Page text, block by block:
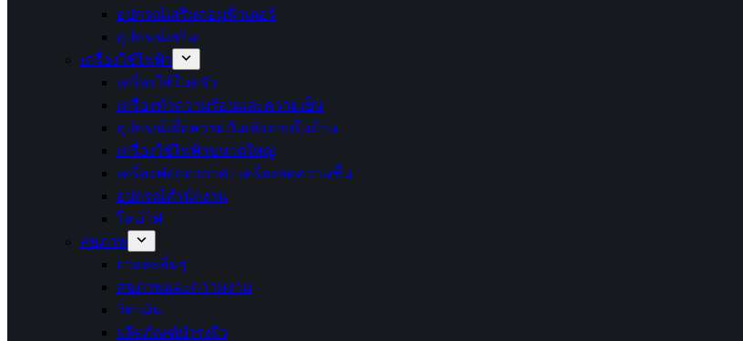
อุปกรณ์เสริมคอมพิวเตอร์
อุปกรณ์เสริม
เครื่องใช้ไฟฟ้า
เครื่องใช้ในครัว
เครื่องทำความร้อนและความเย็น
อุปกรณ์เพื่อความบันเทิงภายในบ้าน
เครื่องใช้ไฟฟ้าขนาดใหญ่
เครื่องฟอกอากาศ / เครื่องลดความชื้น
อุปกรณ์สำนักงาน
โคมไฟ
สุขภาพ
ยาและอื่นๆ
สุขภาพและความงาม
วิตามิน
ผลิตภัณฑ์บำรุงผิว